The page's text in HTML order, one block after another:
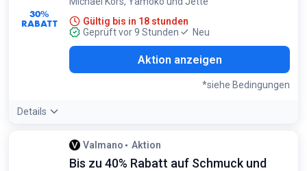
30%
RABATT
Gültig bis in 18 stunden
Geprüft vor 9 Stunden
Neu
Aktion anzeigen
*siehe Bedingungen
Details
Bedingungen:
Gilt für ausgewählte Schmuckstücke der genannten Marken
Valmano Aktion
Bis zu 40% Rabatt auf Schmuck und